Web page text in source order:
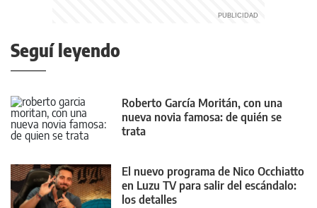
Seguí leyendo
Roberto García Moritán, con una
nueva novia famosa: de quién se
trata
El nuevo programa de Nico Occhiatto
en Luzu TV para salir del escándalo:
los detalles